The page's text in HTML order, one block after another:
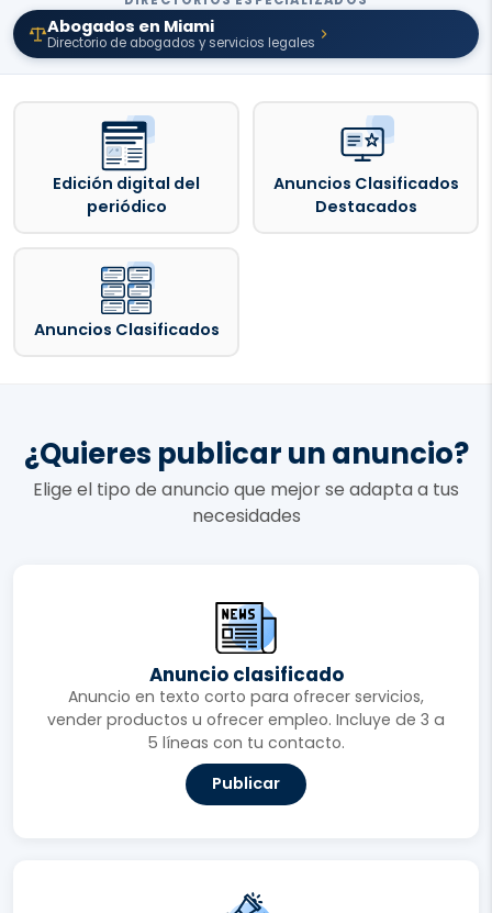
Abogados en Miami
Directorio de abogados y servicios legales
Edición digital del
periódico
Anuncios Clasificados
Destacados
Anuncios Clasificados
¿Quieres publicar un anuncio?
Elige el tipo de anuncio que mejor se adapta a tus
necesidades
Anuncio clasificado
Anuncio en texto corto para ofrecer servicios,
vender productos u ofrecer empleo. Incluye de 3 a
5 líneas con tu contacto.
Publicar